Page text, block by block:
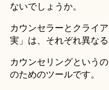
ないでしょうか。
カウンセラーとクライ
実」は、それぞれ異なる
カウンセリングという
のためのツールです。